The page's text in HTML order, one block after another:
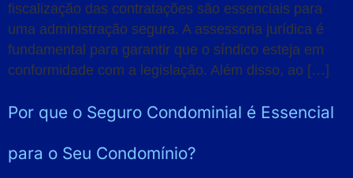
fiscalização das contratações são essenciais para
uma administração segura. A assessoria jurídica é
fundamental para garantir que o síndico esteja em
conformidade com a legislação. Além disso, ao […]
Por que o Seguro Condominial é Essencial
para o Seu Condomínio?